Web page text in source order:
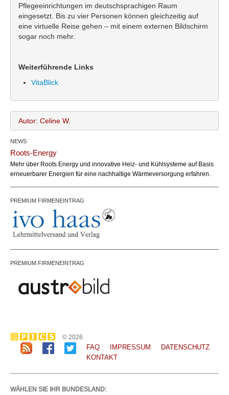
Pflegeeinrichtungen im deutschsprachigen Raum
eingesetzt. Bis zu vier Personen können gleichzeitig auf
eine virtuelle Reise gehen – mit einem externen Bildschirm
sogar noch mehr.
Weiterführende Links
VitaBlick
Autor: Celine W.
NEWS
Roots-Energy
Mehr über Roots Energy und innovative Heiz- und Kühlsysteme auf Basis
erneuerbarer Energien für eine nachhaltige Wärmeversorgung erfahren.
PREMIUM FIRMENEINTRAG
PREMIUM FIRMENEINTRAG
© 2026
FAQ IMPRESSUM
DATENSCHUTZ
KONTAKT
WÄHLEN SIE IHR BUNDESLAND: